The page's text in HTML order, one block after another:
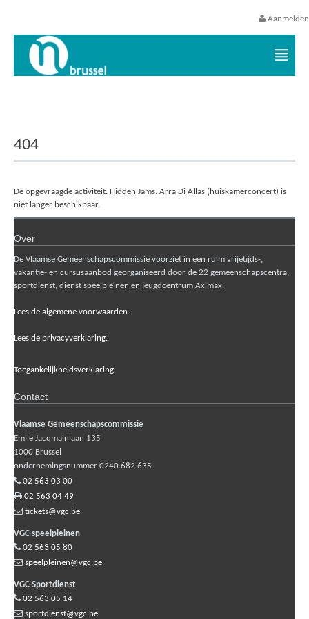
Aanmelden
404
De opgevraagde activiteit: Hidden Jams: Arra Di Allas (huiskamerconcert) is
niet langer beschikbaar.
Over
De Vlaamse Gemeenschapscommissie voorziet in een ruim vrijetijds-,
vakantie- en cursusaanbod georganiseerd door de 22 gemeenschapscentra,
sportdienst, dienst speelpleinen en jeugdcentrum Aximax.
Lees de algemene voorwaarden.
Lees de privacyverklaring.
Toegankelijkheidsverklaring
Contact
Vlaamse Gemeenschapscommissie
Emile Jacqmainlaan 135
1000 Brussel
ondernemingsnummer 0240.682.635
02 563 03 00
02 563 04 49
tickets@vgc.be
VGC-speelpleinen
02 563 05 80
speelpleinen@vgc.be
VGC-Sportdienst
02 563 05 14
sportdienst@vgc.be